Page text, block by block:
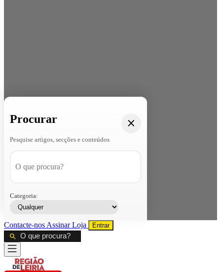
Procurar
Pesquise artigos, secções e conteúdos
Categoria:
Contacte-nos AssinarLoja Entrar